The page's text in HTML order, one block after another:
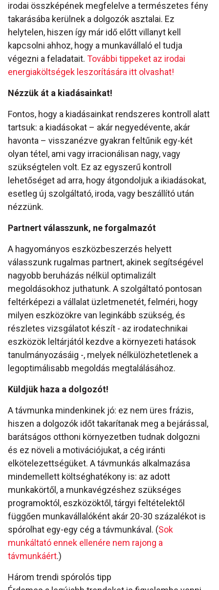
irodai összképének megfelelve a természetes fény
takarásába kerülnek a dolgozók asztalai. Ez
helytelen, hiszen így már idő előtt villanyt kell
kapcsolni ahhoz, hogy a munkavállaló el tudja
végezni a feladatait. További tippeket az irodai
energiaköltségek leszorítására itt olvashat!
Nézzük át a kiadásainkat!
Fontos, hogy a kiadásainkat rendszeres kontroll alatt
tartsuk: a kiadásokat – akár negyedévente, akár
havonta – visszanézve gyakran feltűnik egy-két
olyan tétel, ami vagy irracionálisan nagy, vagy
szükségtelen volt. Ez az egyszerű kontroll
lehetőséget ad arra, hogy átgondoljuk a ikiadásokat,
esetleg új szolgáltató, iroda, vagy beszállító után
nézzünk.
Partnert válasszunk, ne forgalmazót
A hagyományos eszközbeszerzés helyett
válasszunk rugalmas partnert, akinek segítségével
nagyobb beruházás nélkül optimalizált
megoldásokhoz juthatunk. A szolgáltató pontosan
feltérképezi a vállalat üzletmenetét, felméri, hogy
milyen eszközökre van leginkább szükség, és
részletes vizsgálatot készít - az irodatechnikai
eszközök leltárjától kezdve a környezeti hatások
tanulmányozásáig -, melyek nélkülözhetetlenek a
legoptimálisabb megoldás megtalálásához.
Küldjük haza a dolgozót!
A távmunka mindenkinek jó: ez nem üres frázis,
hiszen a dolgozók időt takarítanak meg a bejárással,
barátságos otthoni környezetben tudnak dolgozni
és ez növeli a motivációjukat, a cég iránti
elkötelezettségüket. A távmunkás alkalmazása
mindemellett költséghatékony is: az adott
munkakörtől, a munkavégzéshez szükséges
programoktól, eszközöktől, tárgyi feltételektől
függően munkavállalóként akár 20-30 százalékot is
spórolhat egy-egy cég a távmunkával. (Sok
munkáltató ennek ellenére nem rajong a
távmunkáért.)
Három trendi spórolós tipp